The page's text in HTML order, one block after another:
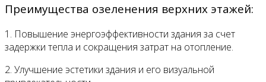
Преимущества озеленения верхних этажей:
1. Повышение энергоэффективности здания за счет
задержки тепла и сокращения затрат на отопление.
2. Улучшение эстетики здания и его визуальной